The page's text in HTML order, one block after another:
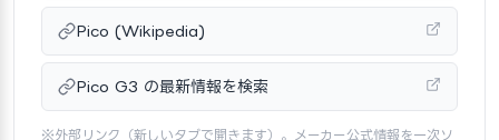
Pico (Wikipedia)
Pico G3 の最新情報を検索
※外部リンク（新しいタブで開きます）。メーカー公式情報を一次ソ